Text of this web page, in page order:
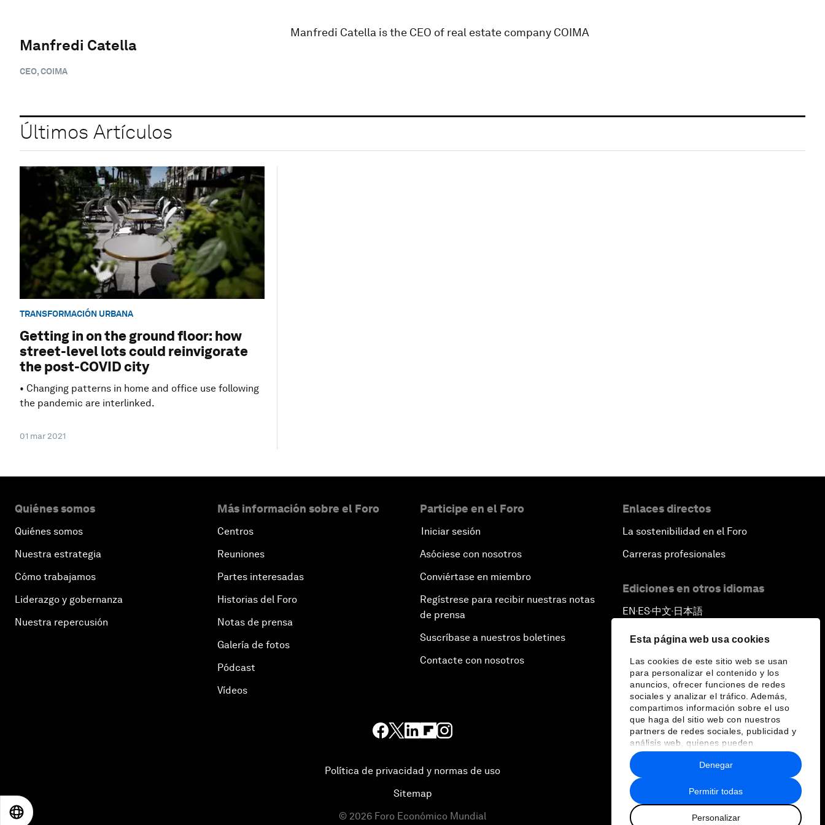
Esta página web usa cookies
Las cookies de este sitio web se usan
para personalizar el contenido y los
anuncios, ofrecer funciones de redes
sociales y analizar el tráfico. Además,
compartimos información sobre el uso
que haga del sitio web con nuestros
partners de redes sociales, publicidad y
análisis web, quienes pueden
combinarla con otra información que les
haya proporcionado o que hayan
recopilado a partir del uso que haya
hecho de sus servicios.
Permitir todas
Personalizar
Denegar
Manfredi Catella
CEO, COIMA
Manfredi Catella is the CEO of real estate company COIMA
Últimos Artículos
TRANSFORMACIÓN URBANA
Getting in on the ground floor: how
street-level lots could reinvigorate
the post-COVID city
• Changing patterns in home and office use following
the pandemic are interlinked.
01 mar 2021
Quiénes somos
Quiénes somos
Nuestra estrategia
Cómo trabajamos
Liderazgo y gobernanza
Nuestra repercusión
Más información sobre el Foro
Centros
Reuniones
Partes interesadas
Historias del Foro
Notas de prensa
Galería de fotos
Pódcast
Vídeos
Participe en el Foro
Iniciar sesión
Asóciese con nosotros
Conviértase en miembro
Regístrese para recibir nuestras notas
de prensa
Suscríbase a nuestros boletines
Contacte con nosotros
Enlaces directos
La sostenibilidad en el Foro
Carreras profesionales
Ediciones en otros idiomas
EN ▪ ES▪中文▪ 日本語
Política de privacidad y normas de uso
Sitemap
© 2026 Foro Económico Mundial